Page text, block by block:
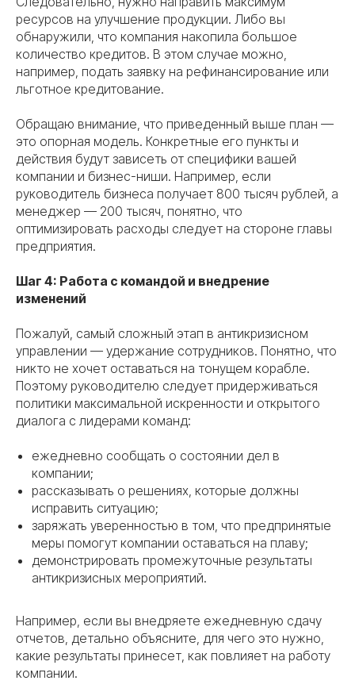
ресурсов на улучшение продукции. Либо вы
обнаружили, что компания накопила большое
количество кредитов. В этом случае можно,
например, подать заявку на рефинансирование или
льготное кредитование.
Обращаю внимание, что приведенный выше план —
это опорная модель. Конкретные его пункты и
действия будут зависеть от специфики вашей
компании и бизнес-ниши. Например, если
руководитель бизнеса получает 800 тысяч рублей, а
менеджер — 200 тысяч, понятно, что
оптимизировать расходы следует на стороне главы
предприятия.
Шаг 4: Работа с командой и внедрение
изменений
Пожалуй, самый сложный этап в антикризисном
управлении — удержание сотрудников. Понятно, что
никто не хочет оставаться на тонущем корабле.
Поэтому руководителю следует придерживаться
политики максимальной искренности и открытого
диалога с лидерами команд:
ежедневно сообщать о состоянии дел в
компании;
рассказывать о решениях, которые должны
исправить ситуацию;
заряжать уверенностью в том, что предпринятые
меры помогут компании оставаться на плаву;
демонстрировать промежуточные результаты
антикризисных мероприятий.
Например, если вы внедряете ежедневную сдачу
отчетов, детально объясните, для чего это нужно,
какие результаты принесет, как повлияет на работу
компании.